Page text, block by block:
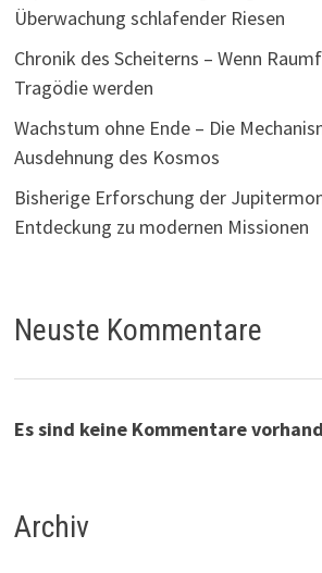
Überwachung schlafender Riesen
Chronik des Scheiterns – Wenn
Tragödie werden
Wachstum ohne Ende – Die
Ausdehnung des Kosmos
Bisherige Erforschung der
Entdeckung zu modernen Missionen
Neuste Kommentare
Es sind keine Kommentare
Archiv